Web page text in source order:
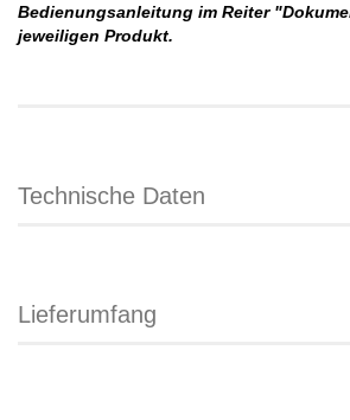
Bedienungsanleitung im Reiter
jeweiligen Produkt.
Technische Daten
Lieferumfang